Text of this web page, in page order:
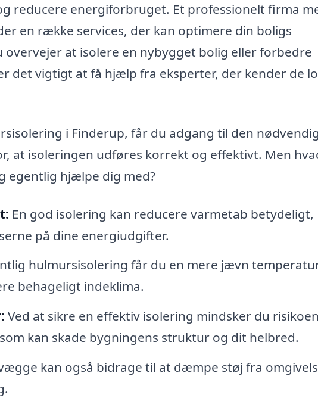
reducere energiforbruget. Et professionelt firma
en række services, der kan optimere din boligs
at isolere en nybygget bolig eller forbedre
det vigtigt at få hjælp fra eksperter, der kender de
i Finderup, får du adgang til den
at isoleringen udføres korrekt og effektivt. Men
egentlig hjælpe dig med?
En god isolering kan reducere varmetab betydeligt,
på dine energiudgifter.
hulmursisolering får du en mere jævn
behageligt indeklima.
Ved at sikre en effektiv isolering mindsker du
kan skade bygningens struktur og dit helbred.
kan også bidrage til at dæmpe støj fra